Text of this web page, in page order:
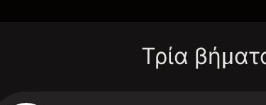
Τρία